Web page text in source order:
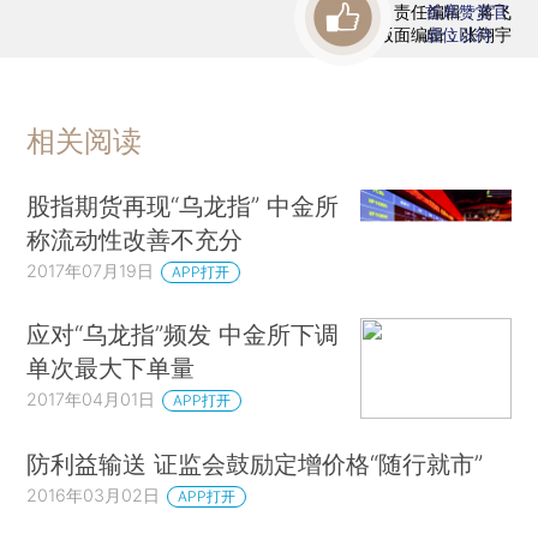
责任编辑：蒋飞
版面编辑：张翔宇
首席赞赏官
虚位以待
相关阅读
股指期货再现“乌龙指” 中金所
称流动性改善不充分
2017年07月19日 APP打开
应对“乌龙指”频发 中金所下调
单次最大下单量
2017年04月01日 APP打开
防利益输送 证监会鼓励定增价格“随行就市”
2016年03月02日 APP打开